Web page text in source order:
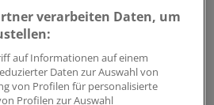
Berlin
für Ärzte wegen
Pandemie
für Heilberufe Berlin kippt den
die einem Arzt
verarbeiten Daten, um
auf Informationen auf einem
Daten zur Auswahl von
von Profilen für personalisierte
Profilen zur Auswahl